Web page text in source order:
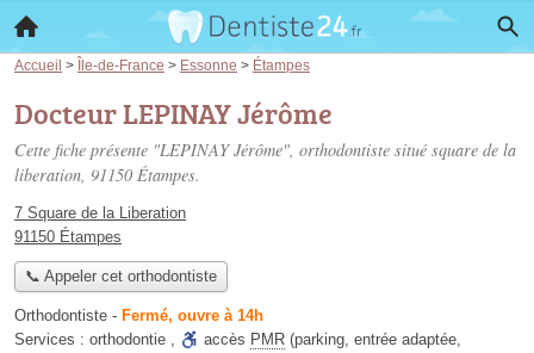
Accueil > Île-de-France > Essonne > Étampes
Docteur LEPINAY Jérôme
Cette fiche présente "LEPINAY Jérôme", orthodontiste situé square de la
liberation, 91150 Étampes.
7 Square de la Liberation
91150 Étampes
📞 Appeler cet orthodontiste
Orthodontiste - Fermé, ouvre à 14h
Services : orthodontie , accès PMR (parking, entrée adaptée,